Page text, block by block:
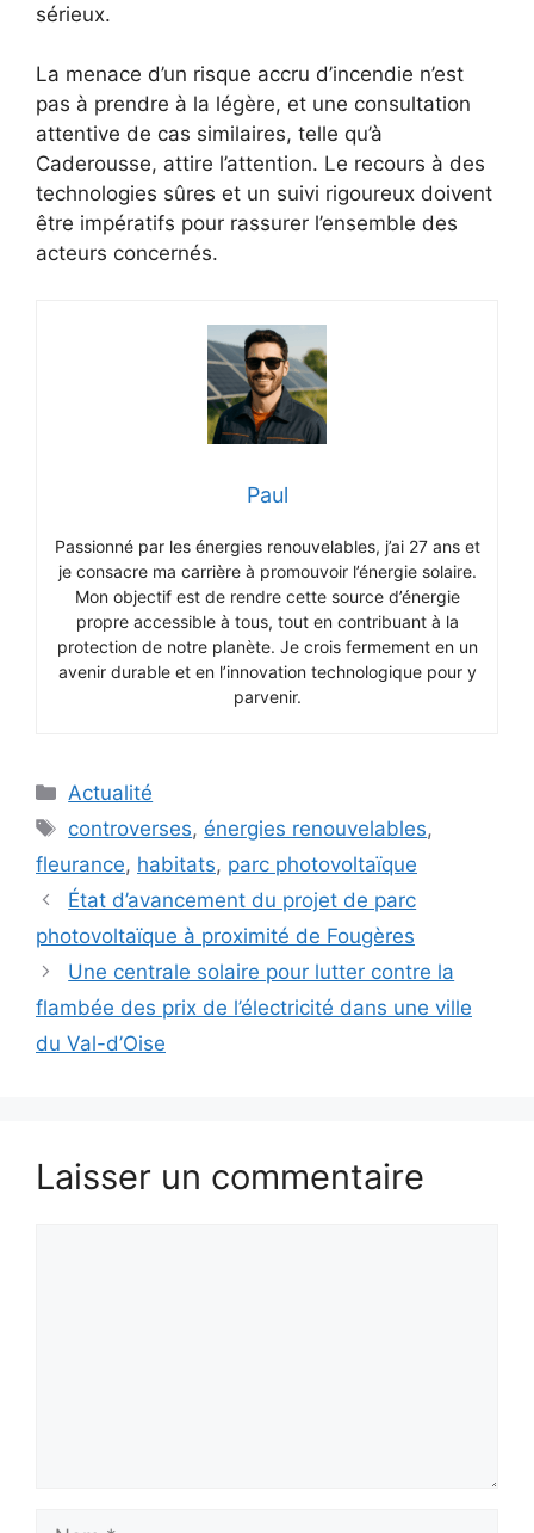
sérieux.
La menace d’un risque accru d’incendie n’est
pas à prendre à la légère, et une consultation
attentive de cas similaires, telle qu’à
Caderousse, attire l’attention. Le recours à des
technologies sûres et un suivi rigoureux doivent
être impératifs pour rassurer l’ensemble des
acteurs concernés.
Paul
Passionné par les énergies renouvelables, j’ai 27 ans et
je consacre ma carrière à promouvoir l’énergie solaire.
Mon objectif est de rendre cette source d’énergie
propre accessible à tous, tout en contribuant à la
protection de notre planète. Je crois fermement en un
avenir durable et en l’innovation technologique pour y
parvenir.
Catégories
Actualité
Étiquettes
controverses, énergies renouvelables,
fleurance, habitats, parc photovoltaïque
État d’avancement du projet de parc
photovoltaïque à proximité de Fougères
Une centrale solaire pour lutter contre la
flambée des prix de l’électricité dans une ville
du Val-d’Oise
Laisser un commentaire